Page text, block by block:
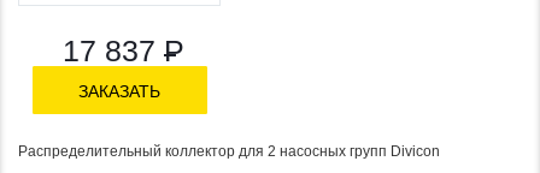
17 837 Р
ЗАКАЗАТЬ
Распределительный коллектор для 2 насосных групп Divicon